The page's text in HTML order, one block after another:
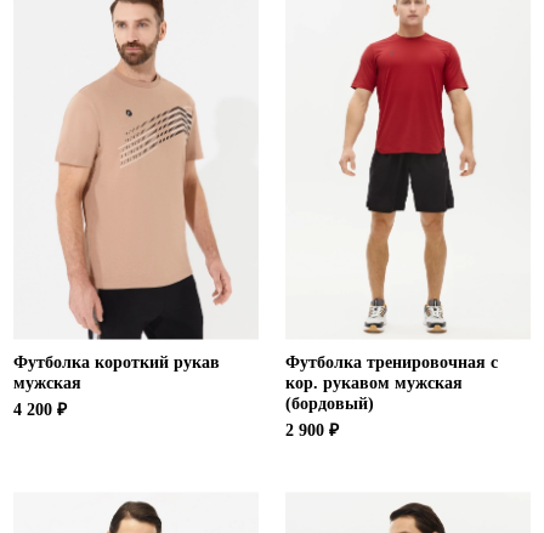
Футболка короткий рукав
мужская
4 200 ₽
Футболка тренировочная с
кор. рукавом мужская
(бордовый)
2 900 ₽